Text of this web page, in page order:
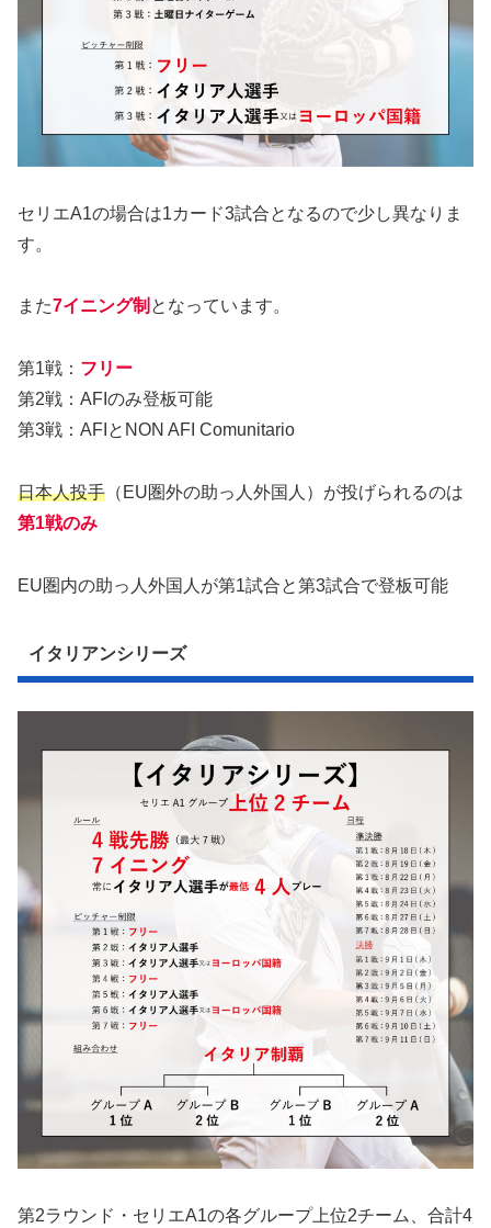
セリエA1の場合は1カード3試合となるので少し異なりま
す。
また7イニング制 となっています。
第1戦： フリー
第2戦：AFIのみ登板可能
第3戦：AFIとNON AFI Comunitario
日本人投手 （EU圏外の助っ人外国人）が投げられるのは
第1戦のみ
EU圏内の助っ人外国人が第1試合と第3試合で登板可能
イタリアンシリーズ
第2ラウンド・セリエA1の各グループ上位2チーム、合計4